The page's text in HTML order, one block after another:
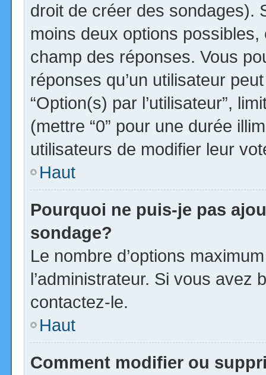
droit de créer des sondages).
moins deux options
champ des réponses. Vous
réponses qu’un utilisateur
“Option(s) par l’utilisateur”,
(mettre “0” pour une durée
utilisateurs de modifier leur
Haut
Pourquoi ne puis-je pas
sondage?
Le nombre d’options
l’administrateur. Si vous avez
contactez-le.
Haut
Comment modifier ou